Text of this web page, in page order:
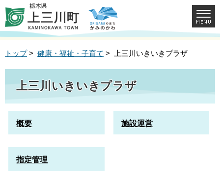
トップ> 健康・福祉・子育て > 上三川いきいきプラザ
上三川いきいきプラザ
概要 施設運営
指定管理